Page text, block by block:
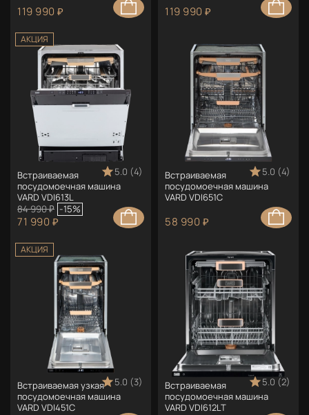
119 990 ₽ 119 990 ₽
АКЦИЯ
5.0 (4)
Встраиваемая
посудомоечная машина
VARD VDI613L
84 990 ₽ -15%
71 990 ₽
5.0 (4)
Встраиваемая
посудомоечная машина
VARD VDI651C
58 990 ₽
АКЦИЯ
5.0 (3)
Встраиваемая узкая
посудомоечная машина
VARD VDI451C
5.0 (2)
Встраиваемая
посудомоечная машина
VARD VDI612LT